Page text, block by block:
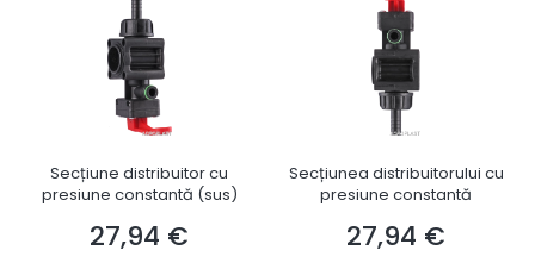
Secțiune distribuitor cu
presiune constantă (sus)
Preț
27,94 €
Secțiunea distribuitorului cu
presiune constantă
Preț
27,94 €